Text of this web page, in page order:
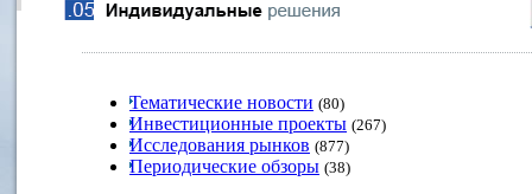
Тематические новости (80)
Инвестиционные проекты (267)
Исследования рынков (877)
Периодические обзоры (38)